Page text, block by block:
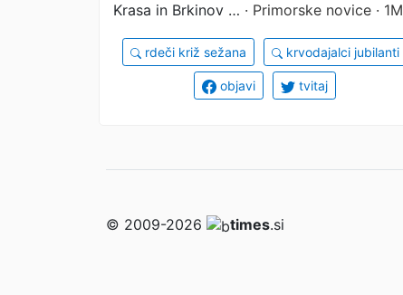
Krasa in Brkinov … · Primorske novice · 1M
rdeči križ sežana krvodajalci jubilanti
objavi tvitaj
© 2009-2026 times.si